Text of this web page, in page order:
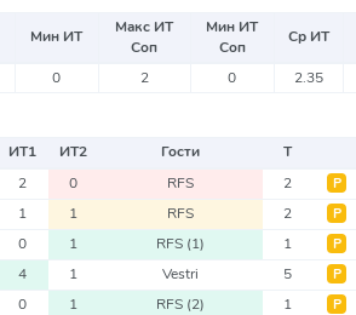
Мин ИТ
Макс ИТ
Соп
Мин ИТ
Соп
Ср ИТ
0 2 0 2.35
ИТ1 ИТ2 Гости Т
2 0 RFS 2 Р
1 1 RFS 2 Р
0 1 RFS (1) 1 Р
4 1 Vestri 5 Р
0 1 RFS (2) 1 Р